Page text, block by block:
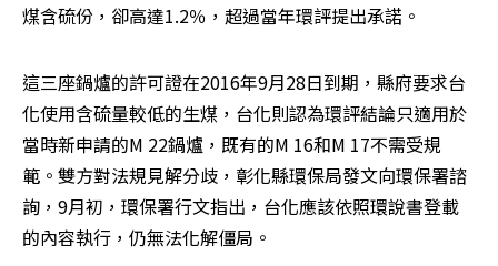
煤含硫份，卻高達1.2％，超過當年環評提出承諾。
這三座鍋爐的許可證在2016年9月28日到期，縣府要求台
化使用含硫量較低的生煤，台化則認為環評結論只適用於
當時新申請的M 22鍋爐，既有的M 16和M 17不需受規
範。雙方對法規見解分歧，彰化縣環保局發文向環保署諮
詢，9月初，環保署行文指出，台化應該依照環說書登載
的內容執行，仍無法化解僵局。